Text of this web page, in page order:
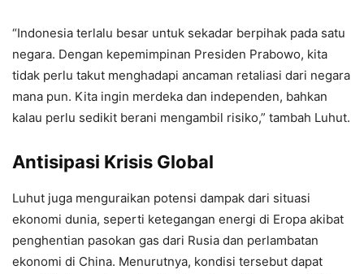
“Indonesia terlalu besar untuk sekadar berpihak pada satu
negara. Dengan kepemimpinan Presiden Prabowo, kita
tidak perlu takut menghadapi ancaman retaliasi dari negara
mana pun. Kita ingin merdeka dan independen, bahkan
kalau perlu sedikit berani mengambil risiko,” tambah Luhut.
Antisipasi Krisis Global
Luhut juga menguraikan potensi dampak dari situasi
ekonomi dunia, seperti ketegangan energi di Eropa akibat
penghentian pasokan gas dari Rusia dan perlambatan
ekonomi di China. Menurutnya, kondisi tersebut dapat